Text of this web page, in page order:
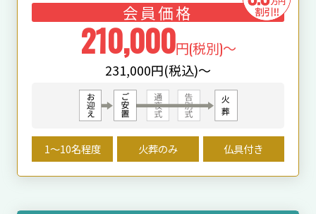
会員価格
210,000円(税別)～
231,000円(税込)～
1〜10名程度 火葬のみ 仏具付き